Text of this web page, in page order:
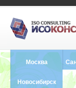
Москва
8
Новосибирск